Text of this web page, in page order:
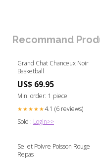
Recommand
Grand Chat Chanceux Noir
Basketball
US$ 69.95
Min. order: 1 piece
★★★★★4.1 (6 reviews)
Sold : Login>>
Sel et Poivre Poisson Rouge
Repas